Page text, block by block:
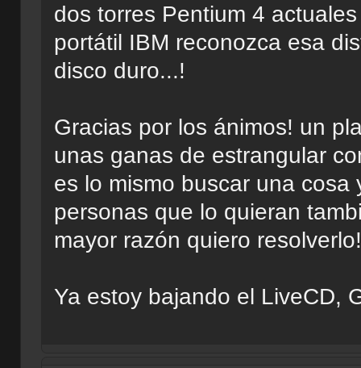
dos torres Pentium 4
portátil IBM reconozca esa
disco duro...!
Gracias por los ánimos! un
unas ganas de estrangular
es lo mismo buscar una
personas que lo quieran
mayor razón quiero resolverlo!
Ya estoy bajando el LiveCD,